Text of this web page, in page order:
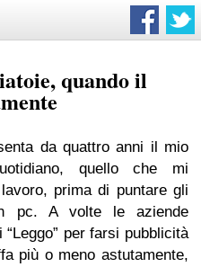
quando il
da quattro anni il mio
quello che mi
prima di puntare gli
pc. A volte le aziende
per farsi pubblicità
più o meno astutamente,